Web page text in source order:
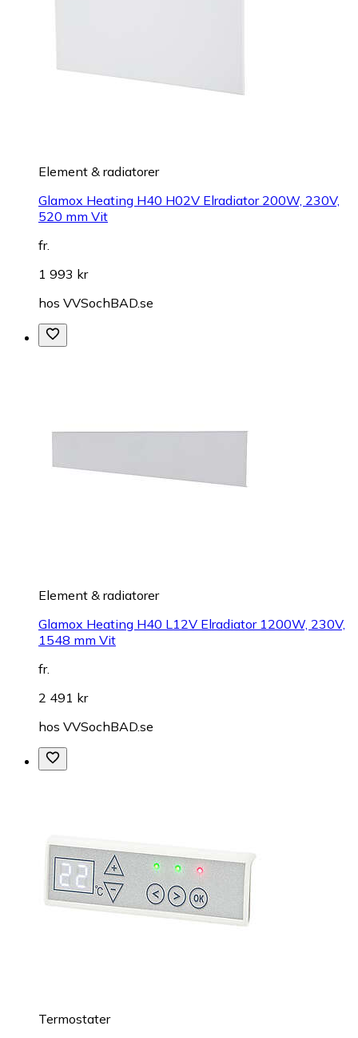
Element & radiatorer
Glamox Heating H40 H02V Elradiator 200W, 230V,
520 mm Vit
fr.
1 993 kr
hos VVSochBAD.se
Element & radiatorer
Glamox Heating H40 L12V Elradiator 1200W, 230V,
1548 mm Vit
fr.
2 491 kr
hos VVSochBAD.se
Termostater